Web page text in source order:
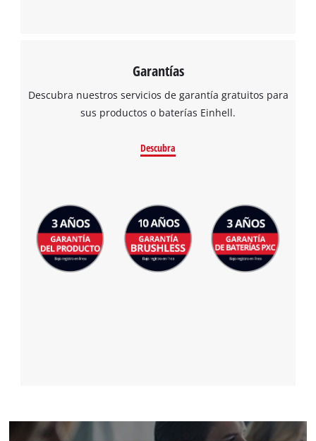
Garantías
Descubra nuestros servicios de garantía gratuitos para
sus productos o baterías Einhell.
Descubra